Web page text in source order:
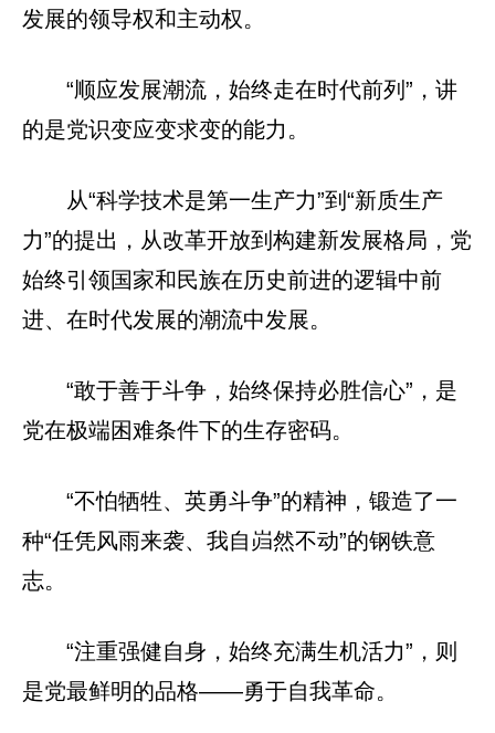
发展的领导权和主动权。
“顺应发展潮流，始终走在时代前列”，讲
的是党识变应变求变的能力。
从“科学技术是第一生产力”到“新质生产
力”的提出，从改革开放到构建新发展格局，党
始终引领国家和民族在历史前进的逻辑中前
进、在时代发展的潮流中发展。
“敢于善于斗争，始终保持必胜信心”，是
党在极端困难条件下的生存密码。
“不怕牺牲、英勇斗争”的精神，锻造了一
种“任凭风雨来袭、我自岿然不动”的钢铁意
志。
“注重强健自身，始终充满生机活力”，则
是党最鲜明的品格——勇于自我革命。